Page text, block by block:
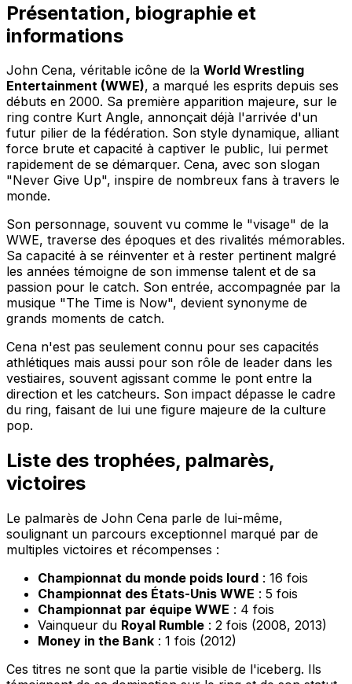
Présentation, biographie et
informations
John Cena, véritable icône de la World Wrestling
Entertainment (WWE), a marqué les esprits depuis ses
débuts en 2000. Sa première apparition majeure, sur le
ring contre Kurt Angle, annonçait déjà l'arrivée d'un
futur pilier de la fédération. Son style dynamique, alliant
force brute et capacité à captiver le public, lui permet
rapidement de se démarquer. Cena, avec son slogan
"Never Give Up", inspire de nombreux fans à travers le
monde.
Son personnage, souvent vu comme le "visage" de la
WWE, traverse des époques et des rivalités mémorables.
Sa capacité à se réinventer et à rester pertinent malgré
les années témoigne de son immense talent et de sa
passion pour le catch. Son entrée, accompagnée par la
musique "The Time is Now", devient synonyme de
grands moments de catch.
Cena n'est pas seulement connu pour ses capacités
athlétiques mais aussi pour son rôle de leader dans les
vestiaires, souvent agissant comme le pont entre la
direction et les catcheurs. Son impact dépasse le cadre
du ring, faisant de lui une figure majeure de la culture
pop.
Liste des trophées, palmarès,
victoires
Le palmarès de John Cena parle de lui-même,
soulignant un parcours exceptionnel marqué par de
multiples victoires et récompenses :
Championnat du monde poids lourd : 16 fois
Championnat des États-Unis WWE : 5 fois
Championnat par équipe WWE : 4 fois
Vainqueur du Royal Rumble : 2 fois (2008, 2013)
Money in the Bank : 1 fois (2012)
Ces titres ne sont que la partie visible de l'iceberg. Ils